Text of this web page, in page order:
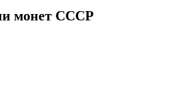
монет СССР